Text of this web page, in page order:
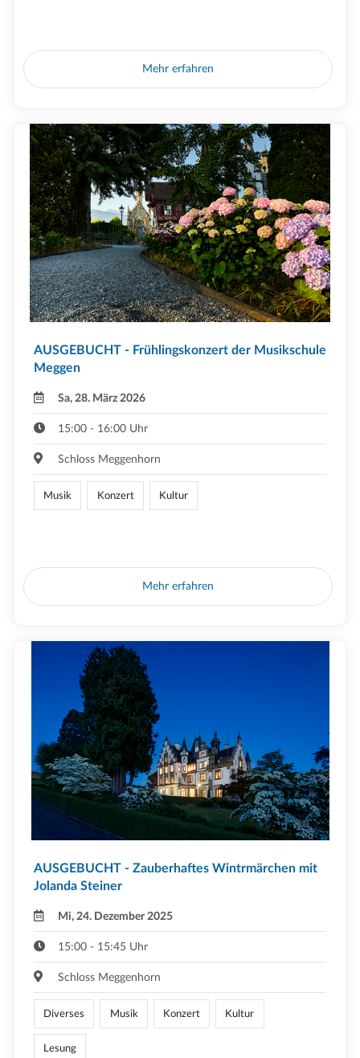
Mehr erfahren
AUSGEBUCHT - Frühlingskonzert der Musikschule
Meggen
Sa, 28. März 2026
15:00 - 16:00 Uhr
Schloss Meggenhorn
Musik Konzert Kultur
Mehr erfahren
AUSGEBUCHT - Zauberhaftes Wintrmärchen mit
Jolanda Steiner
Mi, 24. Dezember 2025
15:00 - 15:45 Uhr
Schloss Meggenhorn
Diverses Musik Konzert Kultur
Lesung